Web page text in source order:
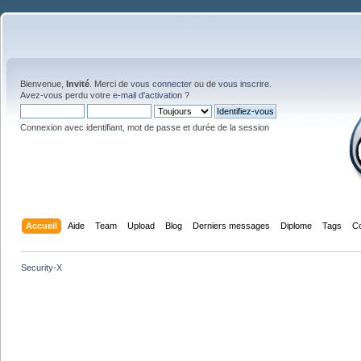
Bienvenue, Invité . Merci de vous connecter ou de vous inscrire
Avez-vous perdu votre e-mail d'activation ?
Connexion avec identifiant, mot de passe et durée de la session
Accueil Aide Team Upload Blog Derniers messages Diplome Tags
Security-X